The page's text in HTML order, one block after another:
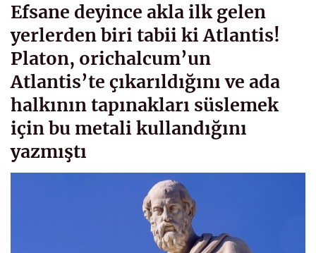
Efsane deyince akla ilk gelen
yerlerden biri tabii ki Atlantis!
Platon, orichalcum’un
Atlantis’te çıkarıldığını ve ada
halkının tapınakları süslemek
için bu metali kullandığını
yazmıştı